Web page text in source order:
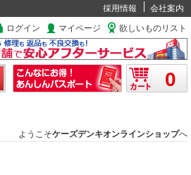
採用情報
会社案内
ログイン マイページ 欲しいものリスト
0
ようこそケーズデンキオンラインショップへ